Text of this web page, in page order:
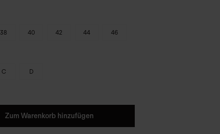
38 40 42 44 46
C D
Zum Warenkorb hinzufügen